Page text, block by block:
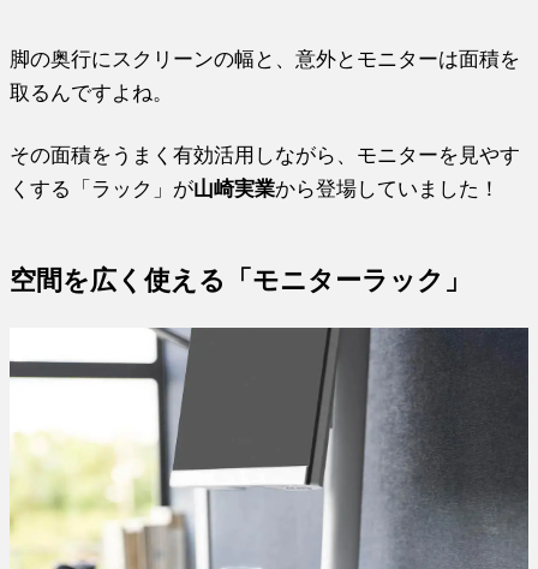
脚の奥行にスクリーンの幅と、意外とモニターは面積を
取るんですよね。
その面積をうまく有効活用しながら、モニターを見やす
くする「ラック」が山崎実業から登場していました！
空間を広く使える「モニターラック」